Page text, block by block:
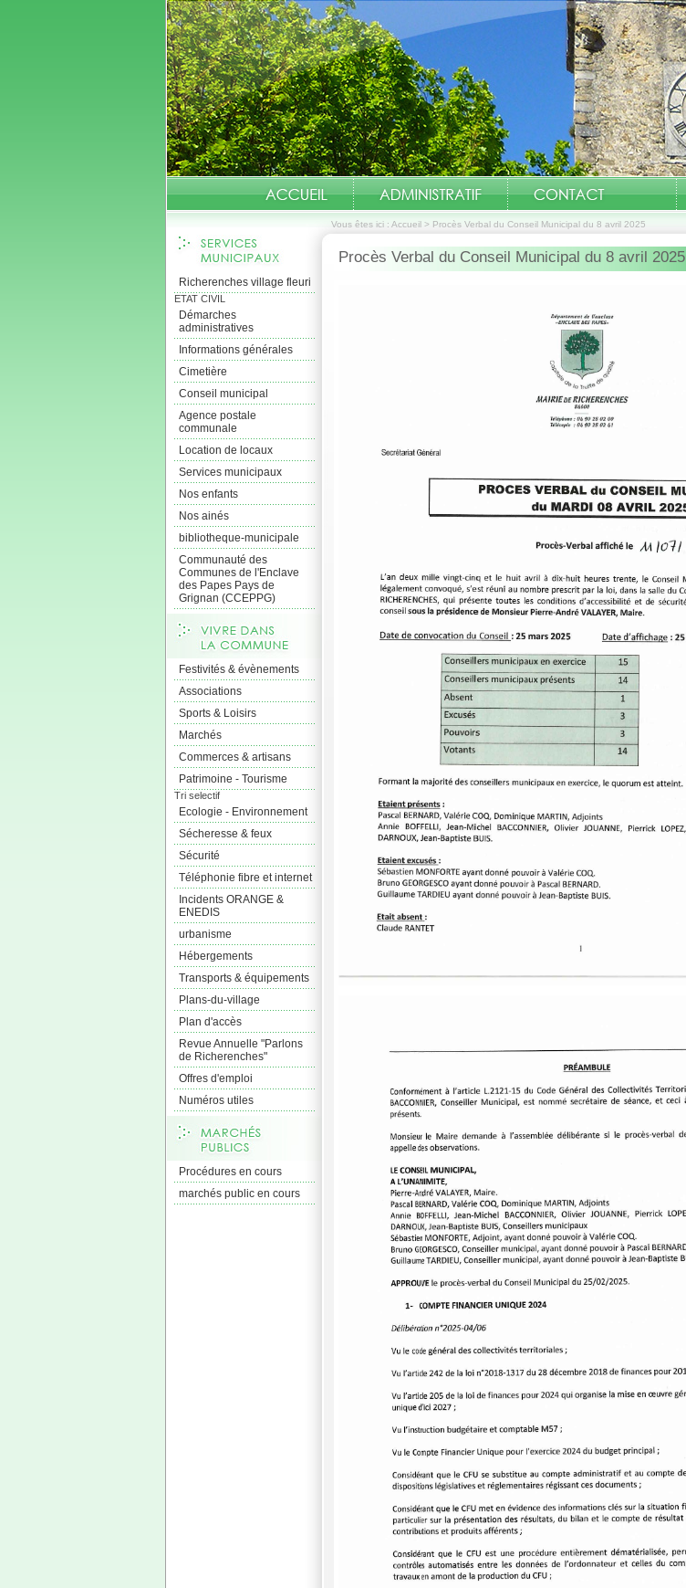
Vous êtes ici : Accueil > Procès Verbal du Conseil Municipal du 8 avril 2025
Richerenches village fleuri
ETAT CIVIL
Démarches
administratives
Informations générales
Cimetière
Conseil municipal
Agence postale
communale
Location de locaux
Services municipaux
Nos enfants
Nos ainés
bibliotheque-municipale
Communauté des
Communes de l'Enclave
des Papes Pays de
Grignan (CCEPPG)
Festivités & évènements
Associations
Sports & Loisirs
Marchés
Commerces & artisans
Patrimoine - Tourisme
Tri selectif
Ecologie - Environnement
Sécheresse & feux
Sécurité
Téléphonie fibre et internet
Incidents ORANGE &
ENEDIS
urbanisme
Hébergements
Transports & équipements
Plans-du-village
Plan d'accès
Revue Annuelle "Parlons
de Richerenches"
Offres d'emploi
Numéros utiles
Procédures en cours
marchés public en cours
Procès Verbal du Conseil Municipal du 8 avril 2025